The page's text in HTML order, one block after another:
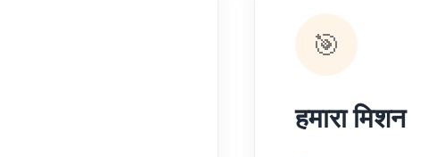
🎯
हमारा मिशन